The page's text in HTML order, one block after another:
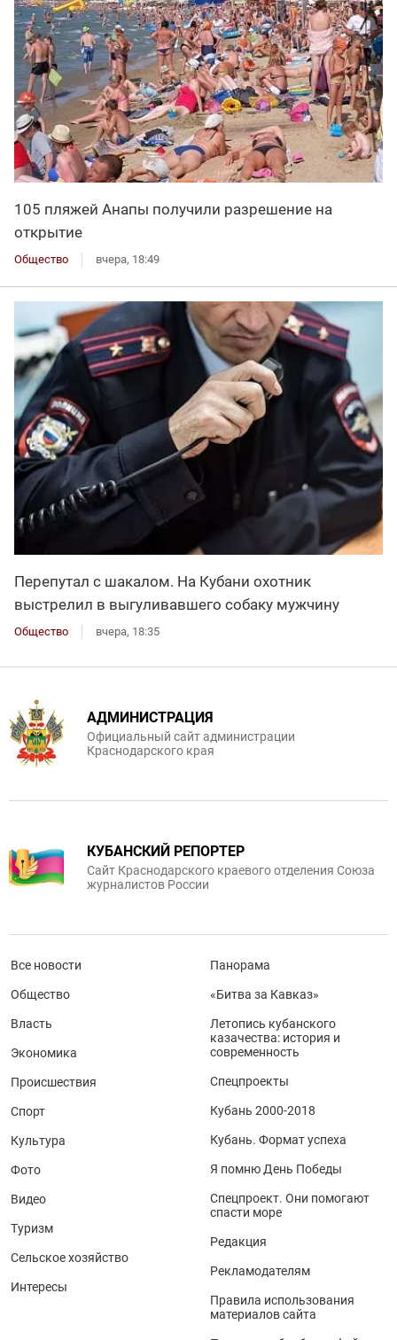
105 пляжей Анапы получили разрешение на
открытие
Общество вчера, 18:49
Перепутал с шакалом. На Кубани охотник
выстрелил в выгуливавшего собаку мужчину
Общество вчера, 18:35
АДМИНИСТРАЦИЯ
Официальный сайт администрации
Краснодарского края
КУБАНСКИЙ РЕПОРТЕР
Сайт Краснодарского краевого отделения Союза
журналистов России
Все новости
Общество
Власть
Экономика
Происшествия
Спорт
Культура
Фото
Видео
Туризм
Сельское хозяйство
Интересы
Панорама
«Битва за Кавказ»
Летопись кубанского
казачества: история и
современность
Спецпроекты
Кубань 2000-2018
Кубань. Формат успеха
Я помню День Победы
Спецпроект. Они помогают
спасти море
Редакция
Рекламодателям
Правила использования
материалов сайта